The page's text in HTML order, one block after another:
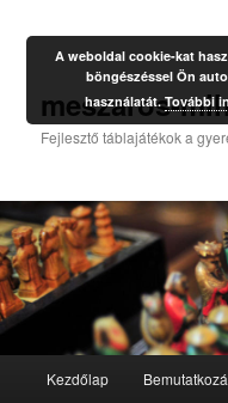
meszaros-
Fejlesztő táblajátékok a
Tovább
Tovább
Kezdőlap
A weboldal cookie-kat
böngészéssel Ön
használatát.További